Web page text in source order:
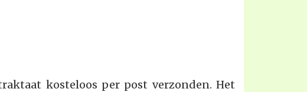
kosteloos per post verzonden. Het